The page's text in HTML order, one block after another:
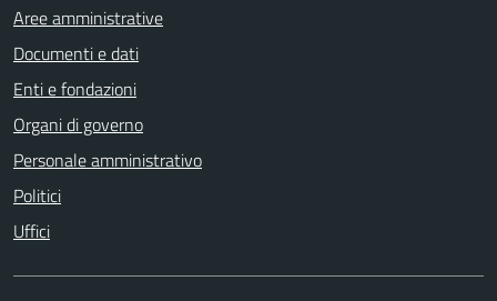
Aree amministrative
Documenti e dati
Enti e fondazioni
Organi di governo
Personale amministrativo
Politici
Uffici